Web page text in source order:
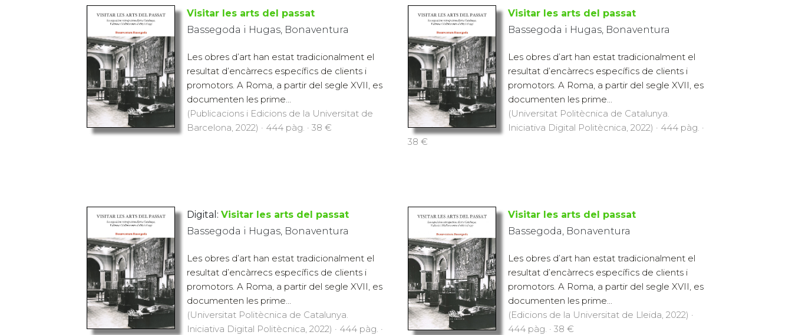
Visitar les arts del passat
Bassegoda i Hugas, Bonaventura
Les obres d’art han estat tradicionalment el
resultat d’encàrrecs específics de clients i
promotors. A Roma, a partir del segle XVII, es
documenten les prime...
(Publicacions i Edicions de la Universitat de
Barcelona, 2022) · 444 pàg. · 38 €
Visitar les arts del passat
Bassegoda i Hugas, Bonaventura
Les obres d’art han estat tradicionalment el
resultat d’encàrrecs específics de clients i
promotors. A Roma, a partir del segle XVII, es
documenten les prime...
(Universitat Politècnica de Catalunya.
Iniciativa Digital Politècnica, 2022) · 444 pàg. ·
38 €
Digital: Visitar les arts del passat
Bassegoda i Hugas, Bonaventura
Les obres d’art han estat tradicionalment el
resultat d’encàrrecs específics de clients i
promotors. A Roma, a partir del segle XVII, es
documenten les prime...
(Universitat Politècnica de Catalunya.
Iniciativa Digital Politècnica, 2022) · 444 pàg. ·
Visitar les arts del passat
Bassegoda, Bonaventura
Les obres d’art han estat tradicionalment el
resultat d’encàrrecs específics de clients i
promotors. A Roma, a partir del segle XVII, es
documenten les prime...
(Edicions de la Universitat de Lleida, 2022) ·
444 pàg. · 38 €